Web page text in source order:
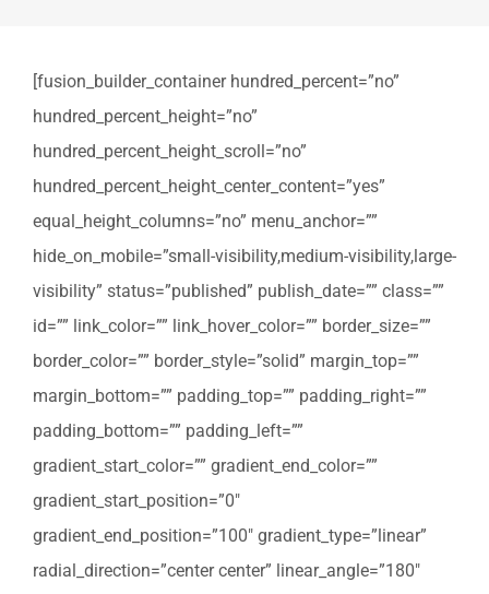
[fusion_builder_container hundred_percent=”no”
hundred_percent_height=”no”
hundred_percent_height_scroll=”no”
hundred_percent_height_center_content=”yes”
equal_height_columns=”no” menu_anchor=””
hide_on_mobile=”small-visibility,medium-visibility,large-
visibility” status=”published” publish_date=”” class=””
id=”” link_color=”” link_hover_color=”” border_size=””
border_color=”” border_style=”solid” margin_top=””
margin_bottom=”” padding_top=”” padding_right=””
padding_bottom=”” padding_left=””
gradient_start_color=”” gradient_end_color=””
gradient_start_position=”0″
gradient_end_position=”100″ gradient_type=”linear”
radial_direction=”center center” linear_angle=”180″